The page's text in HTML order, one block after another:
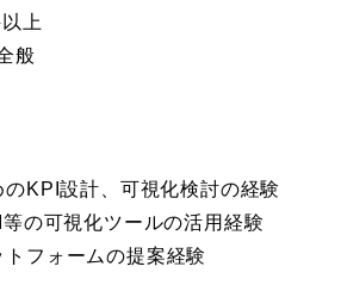
上
般
のKPI設計、可視化検討の経験
の可視化ツールの活用経験
トフォームの提案経験